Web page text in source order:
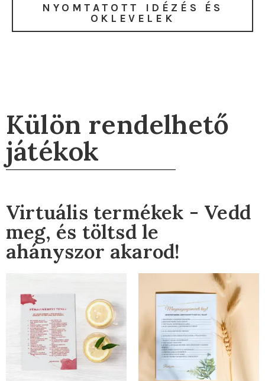
NYOMTATOTT IDÉZÉS ÉS
OKLEVELEK
Külön rendelhető
játékok
Virtuális termékek - Vedd
meg, és töltsd le
ahányszor akarod!